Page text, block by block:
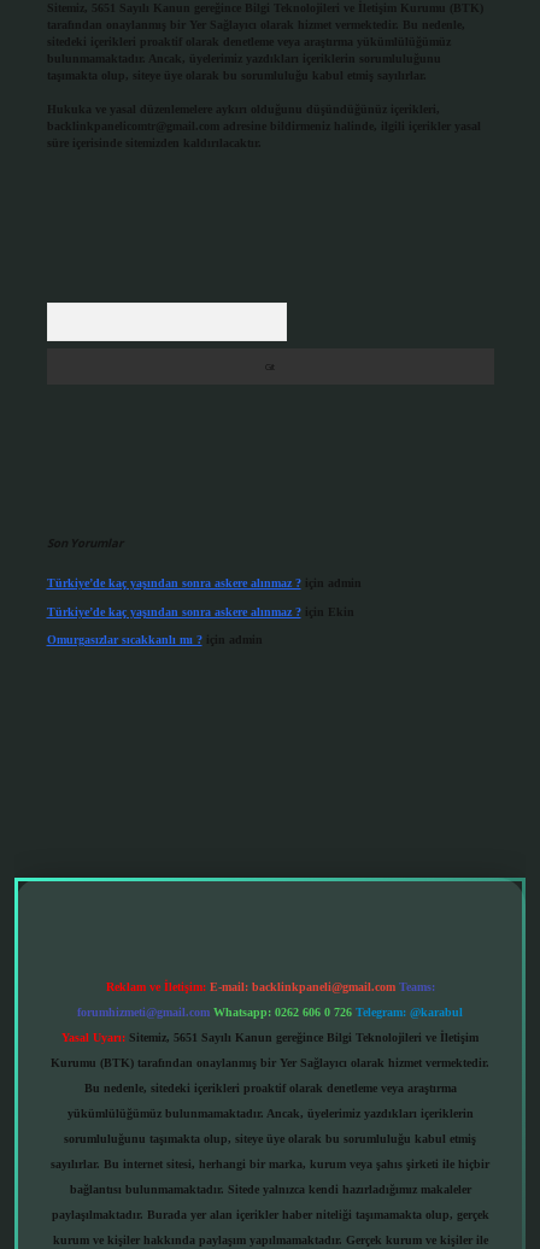
Sitemiz, 5651 Sayılı Kanun gereğince Bilgi Teknolojileri ve İletişim Kurumu (BTK)
tarafından onaylanmış bir Yer Sağlayıcı olarak hizmet vermektedir. Bu nedenle,
sitedeki içerikleri proaktif olarak denetleme veya araştırma yükümlülüğümüz
bulunmamaktadır. Ancak, üyelerimiz yazdıkları içeriklerin sorumluluğunu
taşımakta olup, siteye üye olarak bu sorumluluğu kabul etmiş sayılırlar.
Hukuka ve yasal düzenlemelere aykırı olduğunu düşündüğünüz içerikleri,
backlinkpanelicomtr@gmail.com adresine bildirmeniz halinde, ilgili içerikler yasal
süre içerisinde sitemizden kaldırılacaktır.
Son Yorumlar
Türkiye’de kaç yaşından sonra askere alınmaz ?için admin
Türkiye’de kaç yaşından sonra askere alınmaz ?için Ekin
Omurgasızlar sıcakkanlı mı ?için admin
Reklam ve İletişim: E-mail: backlinkpaneli@gmail.com Teams:
forumhizmeti@gmail.com Whatsapp: 0262 606 0 726 Telegram: @karabul
Yasal Uyarı: Sitemiz, 5651 Sayılı Kanun gereğince Bilgi Teknolojileri ve İletişim
Kurumu (BTK) tarafından onaylanmış bir Yer Sağlayıcı olarak hizmet vermektedir.
Bu nedenle, sitedeki içerikleri proaktif olarak denetleme veya araştırma
yükümlülüğümüz bulunmamaktadır. Ancak, üyelerimiz yazdıkları içeriklerin
sorumluluğunu taşımakta olup, siteye üye olarak bu sorumluluğu kabul etmiş
sayılırlar. Bu internet sitesi, herhangi bir marka, kurum veya şahıs şirketi ile hiçbir
bağlantısı bulunmamaktadır. Sitede yalnızca kendi hazırladığımız makaleler
paylaşılmaktadır. Burada yer alan içerikler haber niteliği taşımamakta olup, gerçek
kurum ve kişiler hakkında paylaşım yapılmamaktadır. Gerçek kurum ve kişiler ile